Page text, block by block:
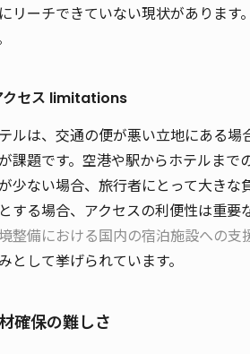
リーチできていない現状がありま
クセス limitations
ルは、交通の便が悪い立地にある場
課題です。空港や駅からホテルま
少ない場合、旅行者にとって大き
する場合、アクセスの利便性は重要
整備における国内の宿泊施設への支
として挙げられています。
確保の難しさ